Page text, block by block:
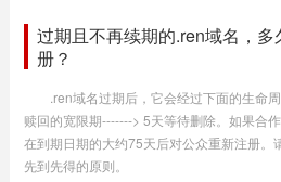
过期且不再续期的.ren域名，
册？
.ren域名过期后，它会经过下面的生命
赎回的宽限期-------> 5天等待删除。如果合
在到期日期的大约75天后对公众重新注册。
先到先得的原则。